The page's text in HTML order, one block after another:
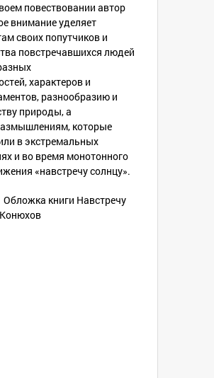
повествовании автор
внимание уделяет
своих попутчиков и
повстречавшихся людей
характеров и
разнообразию и
природы, а
которые
в экстремальных
и во время монотонного
«навстречу солнцу».